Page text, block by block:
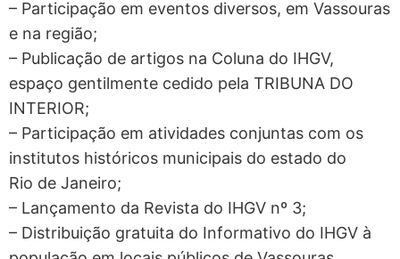
– Participação em eventos diversos, em Vassouras
e na região;
– Publicação de artigos na Coluna do IHGV,
espaço gentilmente cedido pela TRIBUNA DO
INTERIOR;
– Participação em atividades conjuntas com os
institutos históricos municipais do estado do
Rio de Janeiro;
– Lançamento da Revista do IHGV nº 3;
– Distribuição gratuita do Informativo do IHGV à